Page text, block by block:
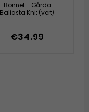
Bonnet - Gårda
Baliasta Knit (vert)
€34.99